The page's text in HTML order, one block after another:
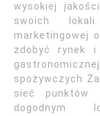
wysokiej
swoich
marketingowej
zdobyć rynek
spożywczych
sieć punktów
dogodnym